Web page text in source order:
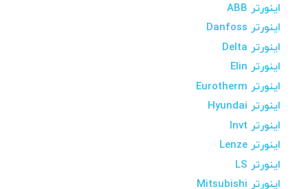
اینورتر ABB
اینورتر Danfoss
اینورتر Delta
اینورتر Elin
اینورتر Eurotherm
اینورتر Hyundai
اینورتر Invt
اینورتر Lenze
اینورتر LS
اینورتر Mitsubishi